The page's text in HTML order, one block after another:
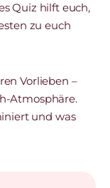
Quiz hilft euch,
zu euch
Vorlieben –
Atmosphäre.
und was